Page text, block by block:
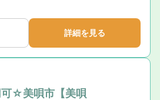
詳細を見る
☆美唄市【美唄